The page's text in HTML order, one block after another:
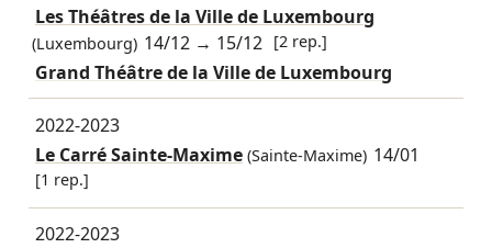
Les Théâtres de la Ville de Luxembourg
(Luxembourg) 14/12 → 15/12 [2 rep.]
Grand Théâtre de la Ville de Luxembourg
2022-2023
Le Carré Sainte-Maxime(Sainte-Maxime) 14/01
[1 rep.]
2022-2023